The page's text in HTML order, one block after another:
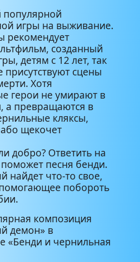
и
популярной
игры на выживание.
рекомендует
созданный
детям с 12 лет, так
присутствуют сцены
Хотя
герои не умирают в
а превращаются в
кляксы,
щекочет
добро? Ответить на
песня бенди.
найдет что-то свое,
побороть
композиция
демон» в
«Бенди и чернильная